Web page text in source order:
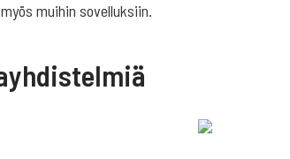
muihin sovelluksiin.